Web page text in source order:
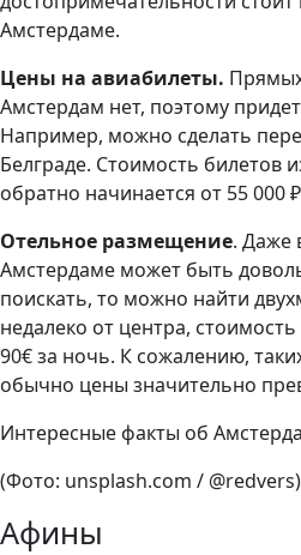
Амстердаме.
Цены на авиабилеты.
Амстердам нет, поэтому
Например, можно сделать
Белграде. Стоимость билетов
обратно начинается от 55 000
Отельное размещение. Даже
Амстердаме может быть
поискать, то можно найти
недалеко от центра,
90€ за ночь. К сожалению,
обычно цены значительно
Интересные факты об
(Фото: unsplash.com / @redvers)
Афины